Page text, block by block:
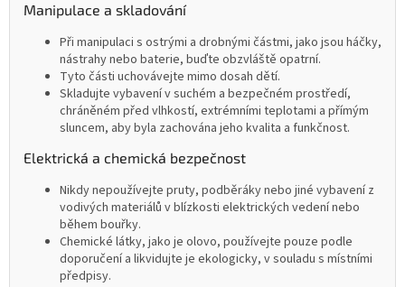
Manipulace a skladování
Při manipulaci s ostrými a drobnými částmi, jako jsou háčky,
nástrahy nebo baterie, buďte obzvláště opatrní.
Tyto části uchovávejte mimo dosah dětí.
Skladujte vybavení v suchém a bezpečném prostředí,
chráněném před vlhkostí, extrémními teplotami a přímým
sluncem, aby byla zachována jeho kvalita a funkčnost.
Elektrická a chemická bezpečnost
Nikdy nepoužívejte pruty, podběráky nebo jiné vybavení z
vodivých materiálů v blízkosti elektrických vedení nebo
během bouřky.
Chemické látky, jako je olovo, používejte pouze podle
doporučení a likvidujte je ekologicky, v souladu s místními
předpisy.